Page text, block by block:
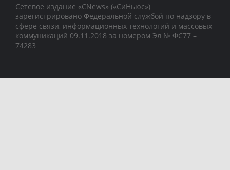
Сетевое издание «CNews» («СиНьюс»)
зарегистрировано Федеральной службой по надзору в
сфере связи, информационных технологий и массовых
коммуникаций 09.11.2018 за номером Эл № ФС77 –
74283